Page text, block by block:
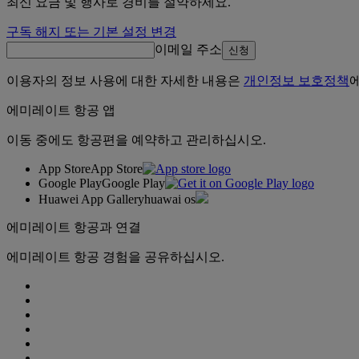
구독 해지 또는 기본 설정 변경
이메일 주소
신청
이용자의 정보 사용에 대한 자세한 내용은 개인정보 보호정책
에미레이트 항공 앱
이동 중에도 항공편을 예약하고 관리하십시오.
App StoreApp Store
Google PlayGoogle Play
Huawei App Galleryhuawai os
에미레이트 항공과 연결
에미레이트 항공 경험을 공유하십시오.